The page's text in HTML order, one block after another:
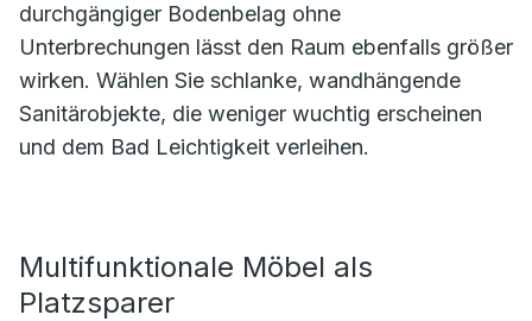
durchgängiger Bodenbelag ohne
Unterbrechungen lässt den Raum ebenfalls größer
wirken. Wählen Sie schlanke, wandhängende
Sanitärobjekte, die weniger wuchtig erscheinen
und dem Bad Leichtigkeit verleihen.
Multifunktionale Möbel als
Platzsparer